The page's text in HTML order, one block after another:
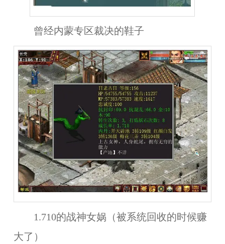
曾经内蒙专区裁决的鞋子
1.710的战神女娲（被系统回收的时候赚
大了）